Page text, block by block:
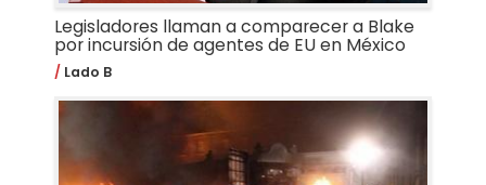
Legisladores llaman a comparecer a Blake
por incursión de agentes de EU en México
Lado B